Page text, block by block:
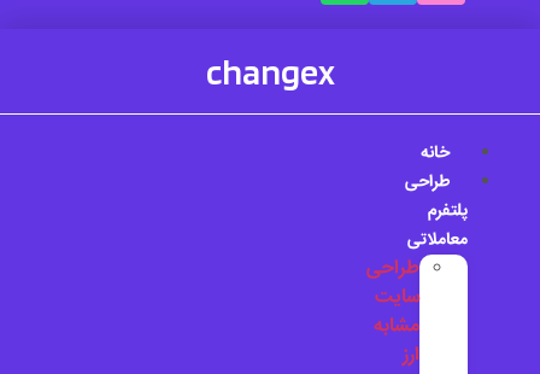
changex
خانه
طراحی
پلتفرم
معاملاتی
طراحی
سایت
مشابه
ارز